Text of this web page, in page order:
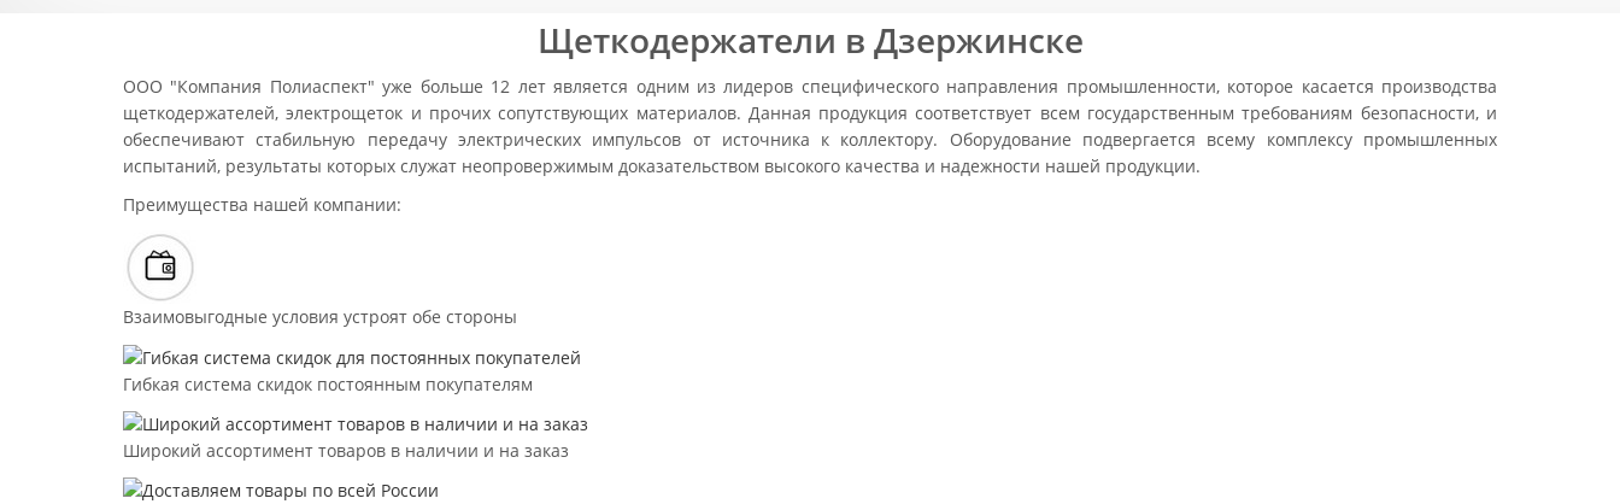
Щеткодержатели в Дзержинске
ООО "Компания Полиаспект" уже больше 12 лет является одним из лидеров специфического направления промышленности, которое касается производства
щеткодержателей, электрощеток и прочих сопутствующих материалов. Данная продукция соответствует всем государственным требованиям безопасности, и
обеспечивают стабильную передачу электрических импульсов от источника к коллектору. Оборудование подвергается всему комплексу промышленных
испытаний, результаты которых служат неопровержимым доказательством высокого качества и надежности нашей продукции.
Преимущества нашей компании:
Взаимовыгодные условия устроят обе стороны
Гибкая система скидок постоянным покупателям
Широкий ассортимент товаров в наличии и на заказ